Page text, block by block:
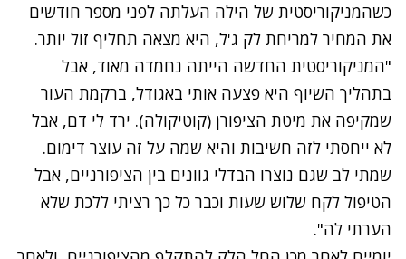
כשהמניקוריסטית של הילה העלתה לפני מספר חודשים
את המחיר למריחת לק ג'ל, היא מצאה תחליף זול יותר.
"המניקוריסטית החדשה הייתה נחמדה מאוד, אבל
בתהליך השיוף היא פצעה אותי באגודל, ברקמת העור
שמקיפה את מיטת הציפורן (קוטיקולה). ירד לי דם, אבל
לא ייחסתי לזה חשיבות והיא שמה על זה עוצר דימום.
שמתי לב שגם נוצרו הבדלי גוונים בין הציפורניים, אבל
הטיפול לקח שלוש שעות וכבר כל כך רציתי ללכת שלא
הערתי לה".